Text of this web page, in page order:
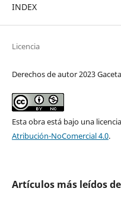
INDEX
Licencia
Derechos de autor 2023
Esta obra está bajo una
Atribución-NoComercial 4.0.
Artículos más leídos